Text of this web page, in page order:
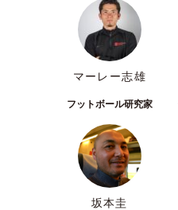
マーレー志雄
フットボール研究家
坂本圭